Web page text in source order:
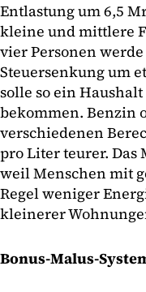
Entlastung um 6,5
kleine und mittlere
vier Personen
Steuersenkung um
solle so ein
bekommen. Benzin
verschiedenen
pro Liter teurer. Das
weil Menschen mit
Regel weniger
kleinerer
Bonus-Malus-